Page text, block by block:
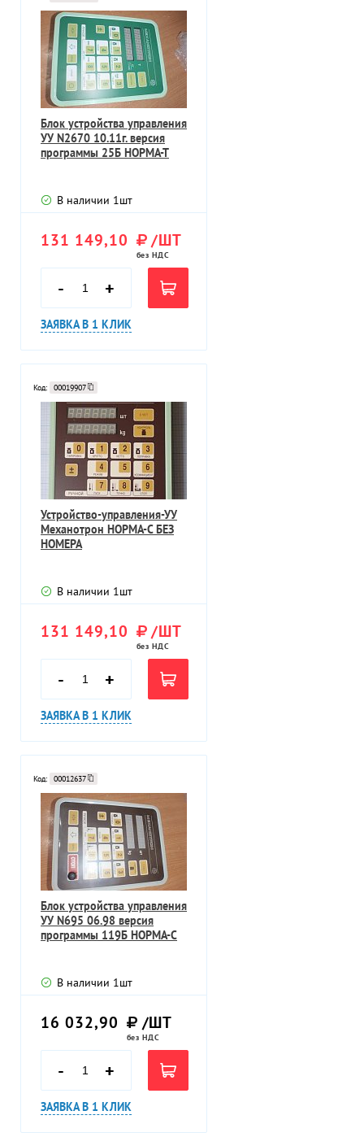
Блок устройства управления
УУ N2670 10.11г. версия
программы 25Б НОРМА-Т
В наличии 1шт
131 149,10 /ШТ
без НДС
- +
ЗАЯВКА В 1 КЛИК
Код: 00019907
Устройство-управления-УУ
Механотрон НОРМА-С БЕЗ
НОМЕРА
В наличии 1шт
131 149,10 /ШТ
без НДС
- +
ЗАЯВКА В 1 КЛИК
Код: 00012637
Блок устройства управления
УУ N695 06.98 версия
программы 119Б НОРМА-С
В наличии 1шт
16 032,90 /ШТ
без НДС
- +
ЗАЯВКА В 1 КЛИК